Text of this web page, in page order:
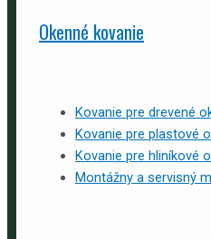
Okenné kovanie
Kovanie pre drevené
Kovanie pre plastové
Kovanie pre hliníkové
Montážny a servisný